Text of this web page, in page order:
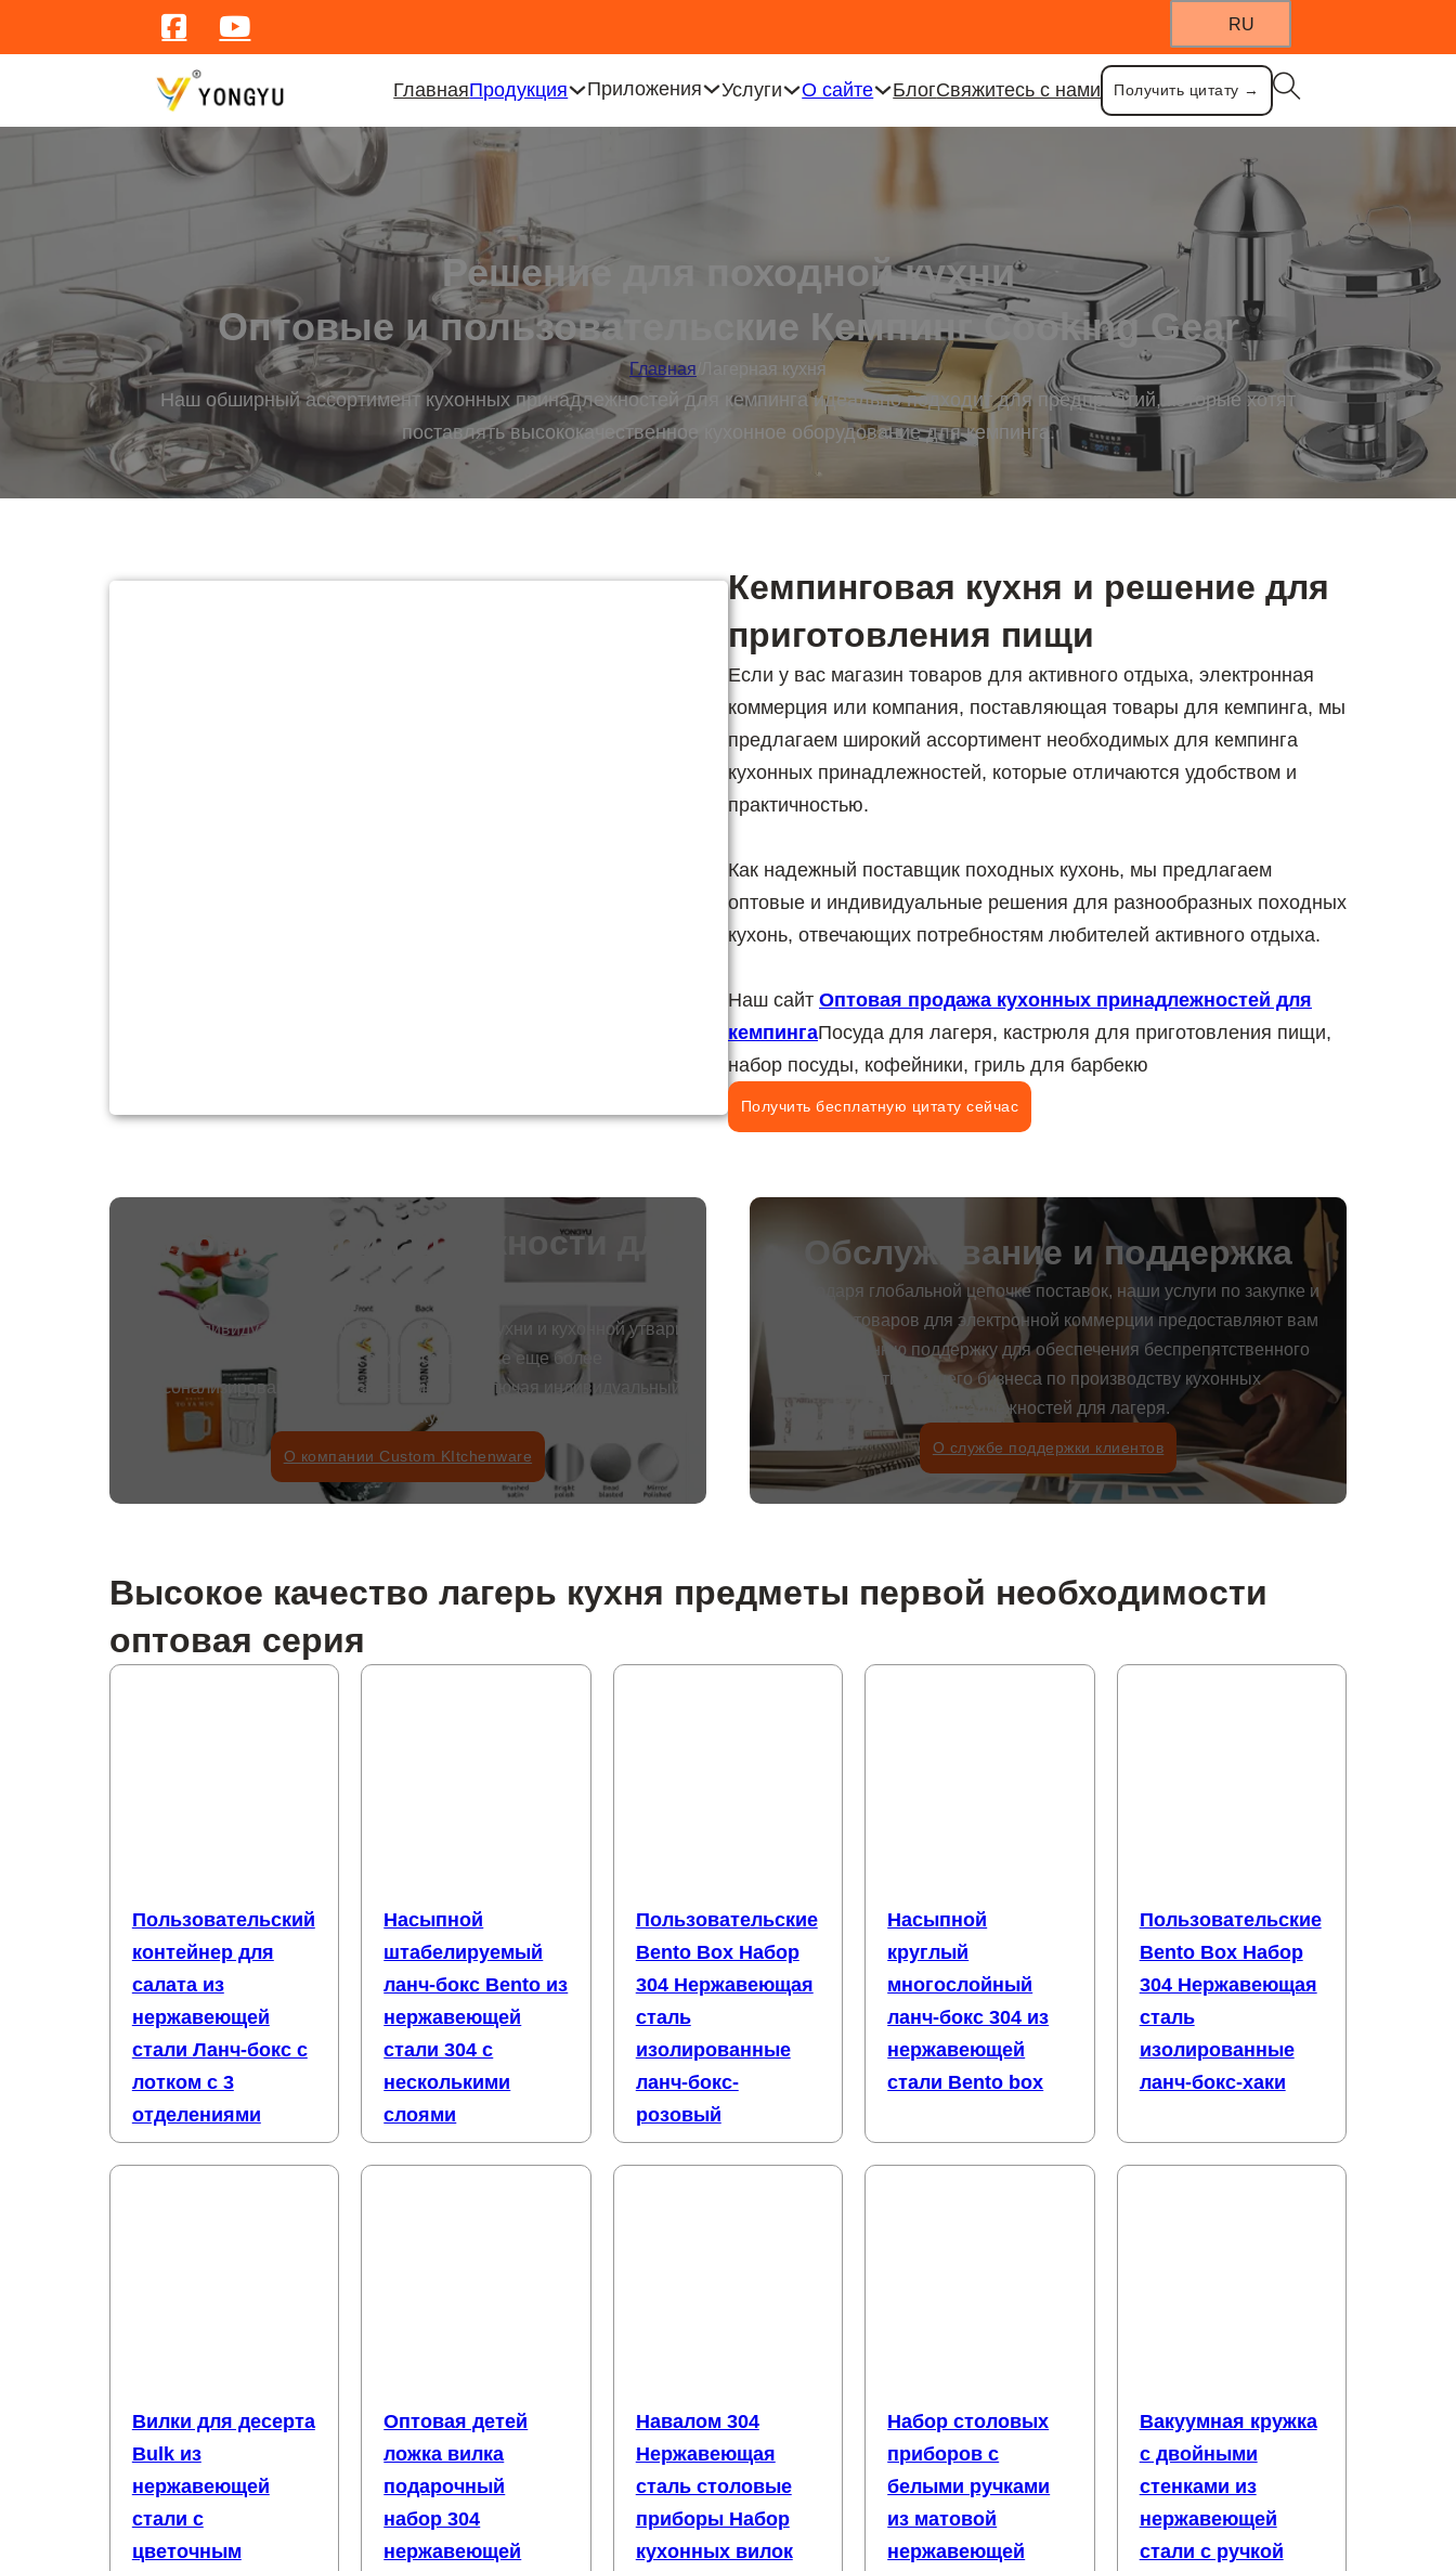
RU
ГлавнаяПродукция Приложения Услуги О сайте БлогСвяжитесь с нами Получить цитату →
Решение для походной кухни
Оптовые и пользовательские Кемпинг Cooking Gear
Главная Лагерная кухня
Наш обширный ассортимент кухонных принадлежностей для кемпинга идеально подходит для предприятий, которые хотят
поставлять высококачественное кухонное оборудование для кемпинга.
Кемпинговая кухня и решение для
приготовления пищи
Если у вас магазин товаров для активного отдыха, электронная
коммерция или компания, поставляющая товары для кемпинга, мы
предлагаем широкий ассортимент необходимых для кемпинга
кухонных принадлежностей, которые отличаются удобством и
практичностью.
Как надежный поставщик походных кухонь, мы предлагаем
оптовые и индивидуальные решения для разнообразных походных
кухонь, отвечающих потребностям любителей активного отдыха.
Наш сайт Оптовая продажа кухонных принадлежностей для
кемпингаПосуда для лагеря, кастрюля для приготовления пищи,
набор посуды, кофейники, гриль для барбекю
Получить бесплатную цитату сейчас
Кухонные принадлежности для
лагеря на заказ
Наши индивидуальные варианты походной кухни и кухонной утвари
делают бренды на открытом воздухе еще более
персонализированными и узнаваемыми. Включая индивидуальный
логотип, упаковку, цвет и т.д.
О компании Custom KItchenware
Обслуживание и поддержка
Благодаря глобальной цепочке поставок, наши услуги по закупке и
продаже товаров для электронной коммерции предоставляют вам
всестороннюю поддержку для обеспечения беспрепятственного
развития вашего бизнеса по производству кухонных
принадлежностей для лагеря.
О службе поддержки клиентов
Высокое качество лагерь кухня предметы первой необходимости
оптовая серия
Пользовательский
контейнер для
салата из
нержавеющей
стали Ланч-бокс с
лотком с 3
отделениями
Насыпной
штабелируемый
ланч-бокс Bento из
нержавеющей
стали 304 с
несколькими
слоями
Пользовательские
Bento Box Набор
304 Нержавеющая
сталь
изолированные
ланч-бокс-
розовый
Насыпной
круглый
многослойный
ланч-бокс 304 из
нержавеющей
стали Bento box
Пользовательские
Bento Box Набор
304 Нержавеющая
сталь
изолированные
ланч-бокс-хаки
Вилки для десерта
Bulk из
нержавеющей
стали с
цветочным
Оптовая детей
ложка вилка
подарочный
набор 304
нержавеющей
Навалом 304
Нержавеющая
сталь столовые
приборы Набор
кухонных вилок
Набор столовых
приборов с
белыми ручками
из матовой
нержавеющей
Вакуумная кружка
с двойными
стенками из
нержавеющей
стали с ручкой